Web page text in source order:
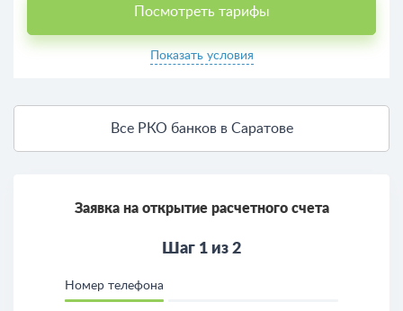
Посмотреть тарифы
Показать условия
Все РКО банков в Саратове
Заявка на открытие расчетного счета
Шаг 1 из 2
Номер телефона